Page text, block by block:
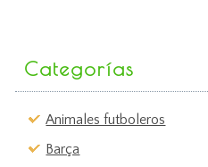
Categorías
Animales futboleros
Barça